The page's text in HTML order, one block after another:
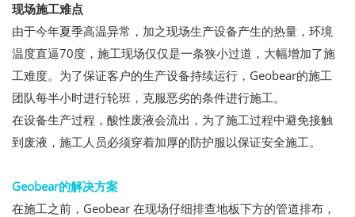
现场施工难点
由于今年夏季高温异常，加之现场生产设备产生的热量，环境
温度直逼70度，施工现场仅仅是一条狭小过道，大幅增加了施
工难度。为了保证客户的生产设备持续运行，Geobear的施工
团队每半小时进行轮班，克服恶劣的条件进行施工。
在设备生产过程，酸性废液会流出，为了施工过程中避免接触
到废液，施工人员必须穿着加厚的防护服以保证安全施工。
Geobear的解决方案
在施工之前，Geobear 在现场仔细排查地板下方的管道排布，